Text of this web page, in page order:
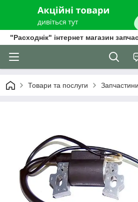
"Расходнік" інтернет магазин
Товари та послуги